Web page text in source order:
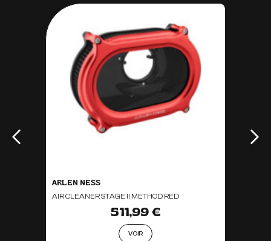
ARLEN NESS
AIR CLEANER STAGE II METHOD RED
511,99 €
VOIR